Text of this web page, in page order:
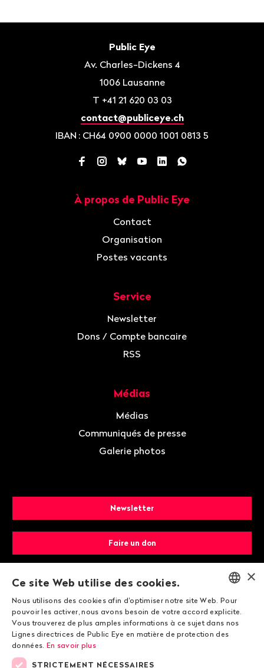
Public Eye
Av. Charles-Dickens 4
1006 Lausanne
T +41 21 620 03 03
contact@publiceye.ch
IBAN : CH64 0900 0000 1001 0813 5
Facebook
Instagram
BlueskyYouTube
LinkedInWhatsApp
À propos de Public Eye
Contact
Organisation
Postes vacants
Service
Newsletter
Dons / Compte bancaire
RSS
Médias
Médias
Communiqués de presse
Galerie photos
Newsletter
Faire un don
Devenir membre
ENGLISH
DEUTSCH
×
Ce site Web utilise des cookies.
Nous utilisons des cookies afin d'optimiser notre site Web. Pour
pouvoir les activer, nous avons besoin de votre accord explicite.
Vous trouverez de plus amples informations à ce sujet dans nos
Lignes directrices de Public Eye en matière de protection des
données. En savoir plus
STRICTEMENT NÉCESSAIRES